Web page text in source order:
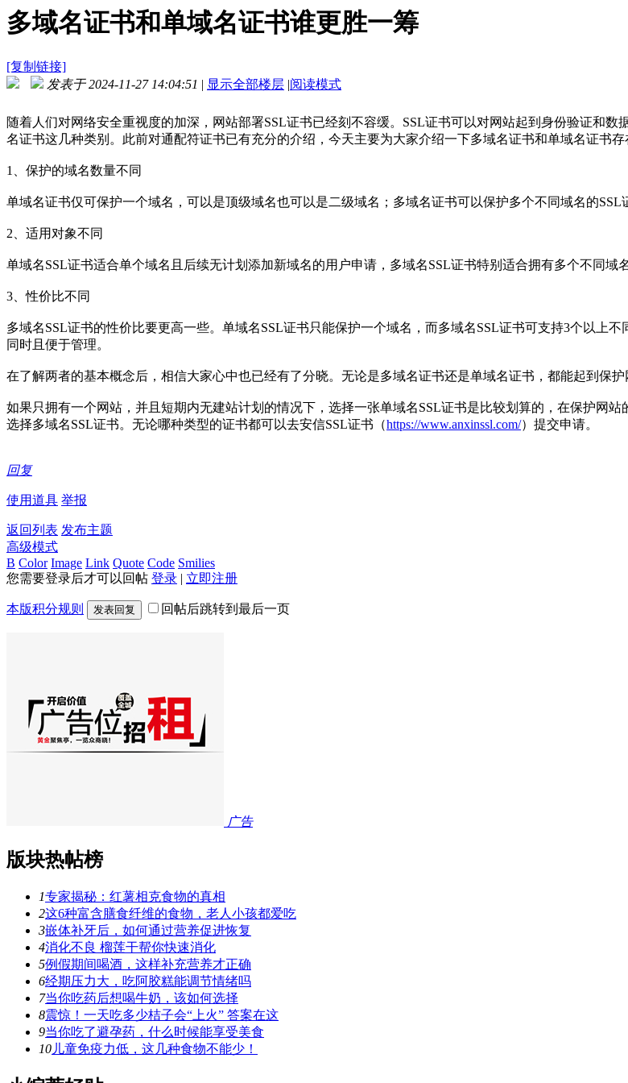
多域名证书和单域名证书谁更胜一筹
[复制链接]
发表于 2024-11-27 14:04:51 | 显示全部楼层 |阅读模式
随着人们对网络安全重视度的加深，网站部署SSL证书已经刻不容缓。SSL证书可以对网站起到身份验证和
名证书这几种类别。此前对通配符证书已有充分的介绍，今天主要为大家介绍一下多域名证书和单域名证书存
1、保护的域名数量不同
单域名证书仅可保护一个域名，可以是顶级域名也可以是二级域名；多域名证书可以保护多个不同域名的SSL
2、适用对象不同
单域名SSL证书适合单个域名且后续无计划添加新域名的用户申请，多域名SSL证书特别适合拥有多个不同域
3、性价比不同
多域名SSL证书的性价比要更高一些。单域名SSL证书只能保护一个域名，而多域名SSL证书可支持3个以上
同时且便于管理。
在了解两者的基本概念后，相信大家心中也已经有了分晓。无论是多域名证书还是单域名证书，都能起到保
如果只拥有一个网站，并且短期内无建站计划的情况下，选择一张单域名SSL证书是比较划算的，在保护网
选择多域名SSL证书。无论哪种类型的证书都可以去安信SSL证书（https://www.anxinssl.com/）提交申请。
回复
使用道具 举报
返回列表 发布主题
高级模式
B Color Image Link Quote Code Smilies
您需要登录后才可以回帖 登录 | 立即注册
本版积分规则 发表回复 回帖后跳转到最后一页
广告
版块热帖榜
1专家揭秘：红薯相克食物的真相
2这6种富含膳食纤维的食物，老人小孩都爱吃
3嵌体补牙后，如何通过营养促进恢复
4消化不良 榴莲干帮你快速消化
5例假期间喝酒，这样补充营养才正确
6经期压力大，吃阿胶糕能调节情绪吗
7当你吃药后想喝牛奶，该如何选择
8震惊！一天吃多少桔子会“上火” 答案在这
9当你吃了避孕药，什么时候能享受美食
10 儿童免疫力低，这几种食物不能少！